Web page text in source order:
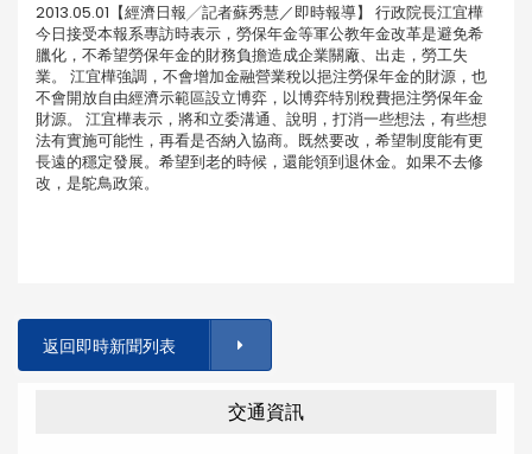
2013.05.01【經濟日報╱記者蘇秀慧／即時報導】 行政院長江宜樺
今日接受本報系專訪時表示，勞保年金等軍公教年金改革是避免希
臘化，不希望勞保年金的財務負擔造成企業關廠、出走，勞工失
業。 江宜樺強調，不會增加金融營業稅以挹注勞保年金的財源，也
不會開放自由經濟示範區設立博弈，以博弈特別稅費挹注勞保年金
財源。 江宜樺表示，將和立委溝通、說明，打消一些想法，有些想
法有實施可能性，再看是否納入協商。既然要改，希望制度能有更
長遠的穩定發展。希望到老的時候，還能領到退休金。如果不去修
改，是鴕鳥政策。
返回即時新聞列表
交通資訊